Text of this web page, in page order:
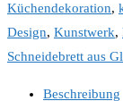
Küchendekoration,
Design, Kunstwerk,
Schneidebrett aus
Beschreibung